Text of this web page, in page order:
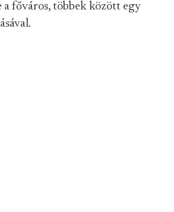
a főváros, többek között egy